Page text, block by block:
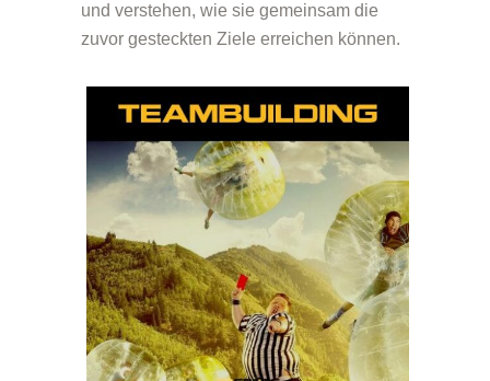
und verstehen, wie sie gemeinsam die
zuvor gesteckten Ziele erreichen können.